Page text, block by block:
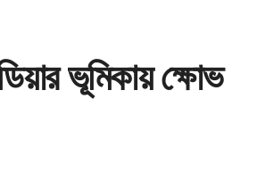
ভূমিকায় ক্ষোভ